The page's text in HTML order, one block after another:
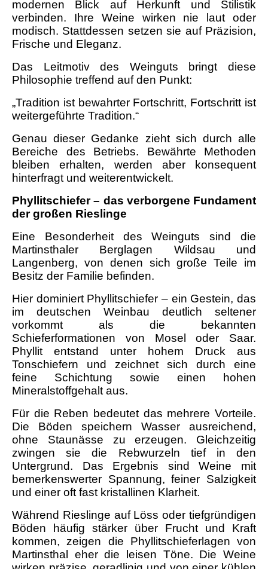
modernen Blick auf Herkunft und Stilistik
verbinden. Ihre Weine wirken nie laut oder
modisch. Stattdessen setzen sie auf Präzision,
Frische und Eleganz.
Das Leitmotiv des Weinguts bringt diese
Philosophie treffend auf den Punkt:
„Tradition ist bewahrter Fortschritt, Fortschritt ist
weitergeführte Tradition.“
Genau dieser Gedanke zieht sich durch alle
Bereiche des Betriebs. Bewährte Methoden
bleiben erhalten, werden aber konsequent
hinterfragt und weiterentwickelt.
Phyllitschiefer – das verborgene Fundament
der großen Rieslinge
Eine Besonderheit des Weinguts sind die
Martinsthaler Berglagen Wildsau und
Langenberg, von denen sich große Teile im
Besitz der Familie befinden.
Hier dominiert Phyllitschiefer – ein Gestein, das
im deutschen Weinbau deutlich seltener
vorkommt als die bekannten
Schieferformationen von Mosel oder Saar.
Phyllit entstand unter hohem Druck aus
Tonschiefern und zeichnet sich durch eine
feine Schichtung sowie einen hohen
Mineralstoffgehalt aus.
Für die Reben bedeutet das mehrere Vorteile.
Die Böden speichern Wasser ausreichend,
ohne Staunässe zu erzeugen. Gleichzeitig
zwingen sie die Rebwurzeln tief in den
Untergrund. Das Ergebnis sind Weine mit
bemerkenswerter Spannung, feiner Salzigkeit
und einer oft fast kristallinen Klarheit.
Während Rieslinge auf Löss oder tiefgründigen
Böden häufig stärker über Frucht und Kraft
kommen, zeigen die Phyllitschieferlagen von
Martinsthal eher die leisen Töne. Die Weine